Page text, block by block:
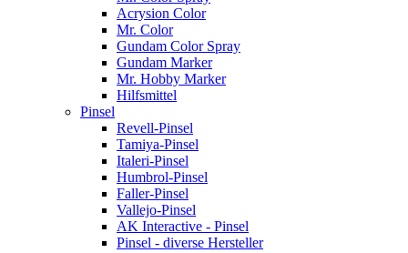
Acrysion Color
Mr. Color
Gundam Color Spray
Gundam Marker
Mr. Hobby Marker
Hilfsmittel
Pinsel
Revell-Pinsel
Tamiya-Pinsel
Italeri-Pinsel
Humbrol-Pinsel
Faller-Pinsel
Vallejo-Pinsel
AK Interactive - Pinsel
Pinsel - diverse Hersteller